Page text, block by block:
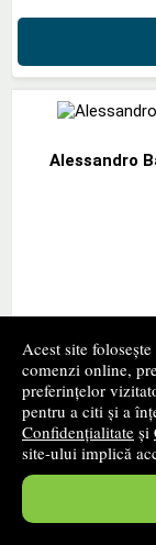
Acest site
comenzi online,
preferințelor
pentru a citi și a
Confidențialitate și
site-ului implică
Alessandro
Florin